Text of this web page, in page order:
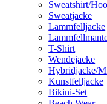
Sweatshirt/
Sweatjacke
Lammfelljacke
T-Shirt
Wendejacke
Hybridjacke/
Kunstfelljacke
Bikini-Set